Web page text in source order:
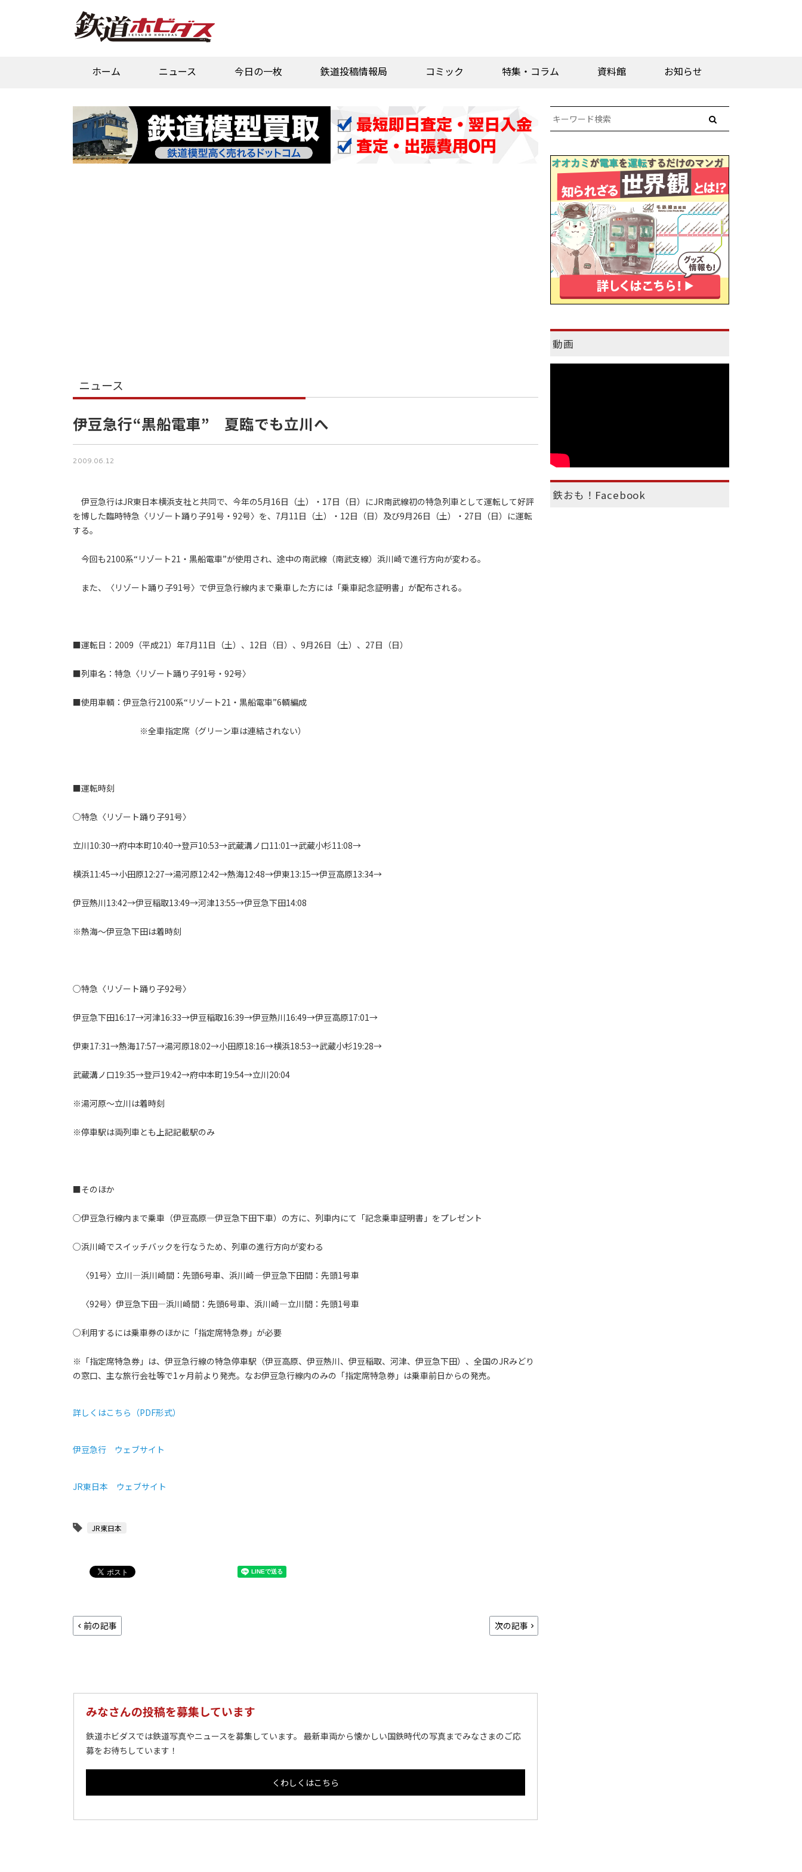
ホーム ニュース 今日の一枚 鉄道投稿情報局 コミック 特集・コラム 資料館 お知らせ
ニュース
伊豆急行“黒船電車” 夏臨でも立川へ
2009.06.12
伊豆急行はJR東日本横浜支社と共同で、今年の5月16日（土）・17日（日）にJR南武線初の特急列車として運転して好評
を博した臨時特急〈リゾート踊り子91号・92号〉を、7月11日（土）・12日（日）及び9月26日（土）・27日（日）に運転
する。
今回も2100系“リゾート21・黒船電車”が使用され、途中の南武線（南武支線）浜川崎で進行方向が変わる。
また、〈リゾート踊り子91号〉で伊豆急行線内まで乗車した方には「乗車記念証明書」が配布される。
■運転日：2009（平成21）年7月11日（土）、12日（日）、9月26日（土）、27日（日）
■列車名：特急〈リゾート踊り子91号・92号〉
■使用車輌：伊豆急行2100系“リゾート21・黒船電車”6輌編成
※全車指定席（グリーン車は連結されない）
■運転時刻
○特急〈リゾート踊り子91号〉
立川10:30→府中本町10:40→登戸10:53→武蔵溝ノ口11:01→武蔵小杉11:08→
横浜11:45→小田原12:27→湯河原12:42→熱海12:48→伊東13:15→伊豆高原13:34→
伊豆熱川13:42→伊豆稲取13:49→河津13:55→伊豆急下田14:08
※熱海～伊豆急下田は着時刻
○特急〈リゾート踊り子92号〉
伊豆急下田16:17→河津16:33→伊豆稲取16:39→伊豆熱川16:49→伊豆高原17:01→
伊東17:31→熱海17:57→湯河原18:02→小田原18:16→横浜18:53→武蔵小杉19:28→
武蔵溝ノ口19:35→登戸19:42→府中本町19:54→立川20:04
※湯河原～立川は着時刻
※停車駅は両列車とも上記記載駅のみ
■そのほか
○伊豆急行線内まで乗車（伊豆高原―伊豆急下田下車）の方に、列車内にて「記念乗車証明書」をプレゼント
○浜川崎でスイッチバックを行なうため、列車の進行方向が変わる
〈91号〉立川―浜川崎間：先頭6号車、浜川崎―伊豆急下田間：先頭1号車
〈92号〉伊豆急下田―浜川崎間：先頭6号車、浜川崎―立川間：先頭1号車
○利用するには乗車券のほかに「指定席特急券」が必要
※「指定席特急券」は、伊豆急行線の特急停車駅（伊豆高原、伊豆熱川、伊豆稲取、河津、伊豆急下田）、全国のJRみどり
の窓口、主な旅行会社等で1ヶ月前より発売。なお伊豆急行線内のみの「指定席特急券」は乗車前日からの発売。
詳しくはこちら（PDF形式）
伊豆急行 ウェブサイト
JR東日本 ウェブサイト
JR東日本
前の記事 次の記事
みなさんの投稿を募集しています
鉄道ホビダスでは鉄道写真やニュースを募集しています。 最新車両から懐かしい国鉄時代の写真までみなさまのご応
募をお待ちしています！
くわしくはこちら
動画
鉄おも！Facebook